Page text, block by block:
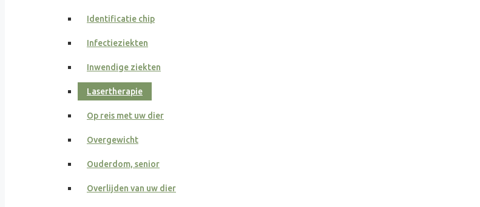
Identificatie chip
Infectieziekten
Inwendige ziekten
Lasertherapie
Op reis met uw dier
Overgewicht
Ouderdom, senior
Overlijden van uw dier